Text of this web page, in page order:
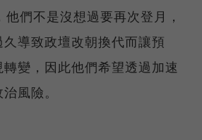
們不是沒想過要再次登月，
導致政壇改朝換代而讓預
變，因此他們希望透過加速
風險。